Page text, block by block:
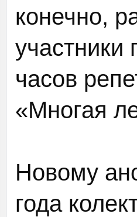
конечно,
участники
часов
«Многая
Новому
года